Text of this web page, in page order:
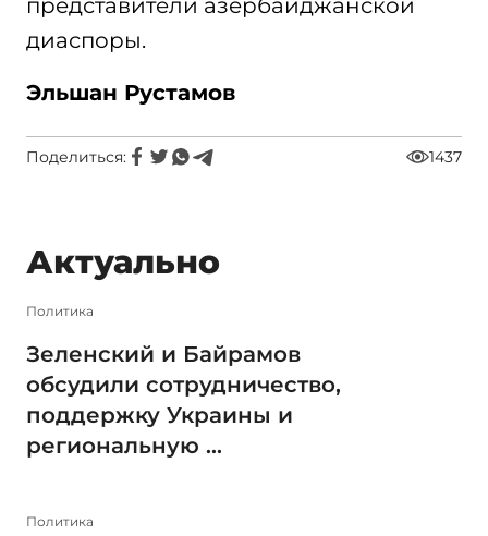
представители азербайджанской
диаспоры.
Эльшан Рустамов
Поделиться: 1437
Актуально
Политика
Зеленский и Байрамов
обсудили сотрудничество,
поддержку Украины и
региональную ...
Политика